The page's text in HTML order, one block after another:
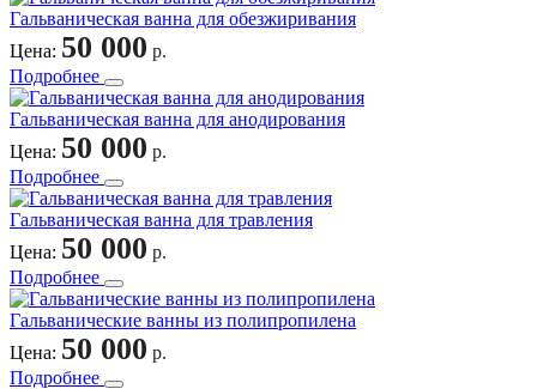
Гальваническая ванна для обезжиривания
Цена: 50 000 р.
Подробнее
Гальваническая ванна для анодирования
Цена: 50 000 р.
Подробнее
Гальваническая ванна для травления
Цена: 50 000 р.
Подробнее
Гальванические ванны из полипропилена
Цена: 50 000 р.
Подробнее